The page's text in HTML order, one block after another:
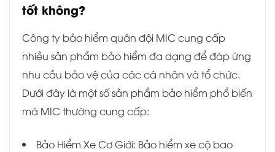
tốt không?
Công ty bảo hiểm quân đội MIC cung cấp
nhiều sản phẩm bảo hiểm đa dạng để đáp ứng
nhu cầu bảo vệ của các cá nhân và tổ chức.
Dưới đây là một số sản phẩm bảo hiểm phổ biến
mà MIC thường cung cấp:
Bảo Hiểm Xe Cơ Giới: Bảo hiểm xe cộ bao